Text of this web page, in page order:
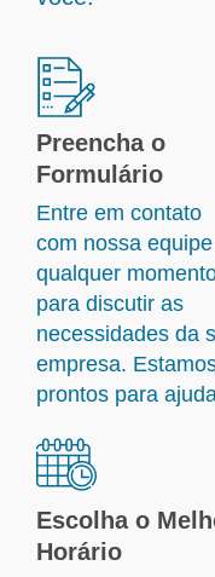
Preencha o
Formulário
Entre em contato
com nossa
qualquer
para discutir as
necessidades da
empresa.
prontos para
Escolha o
Horário